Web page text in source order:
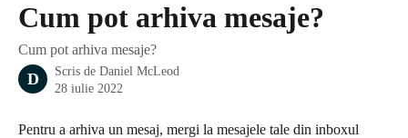
Cum pot arhiva mesaje?
Cum pot arhiva mesaje?
D Scris de Daniel McLeod
28 iulie 2022
Pentru a arhiva un mesaj, mergi la mesajele tale din inboxul